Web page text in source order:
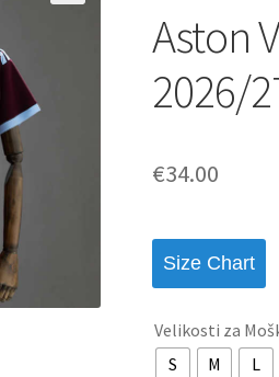
Aston
2026/
€34.00
Size Chart
Velikosti za
S
M L